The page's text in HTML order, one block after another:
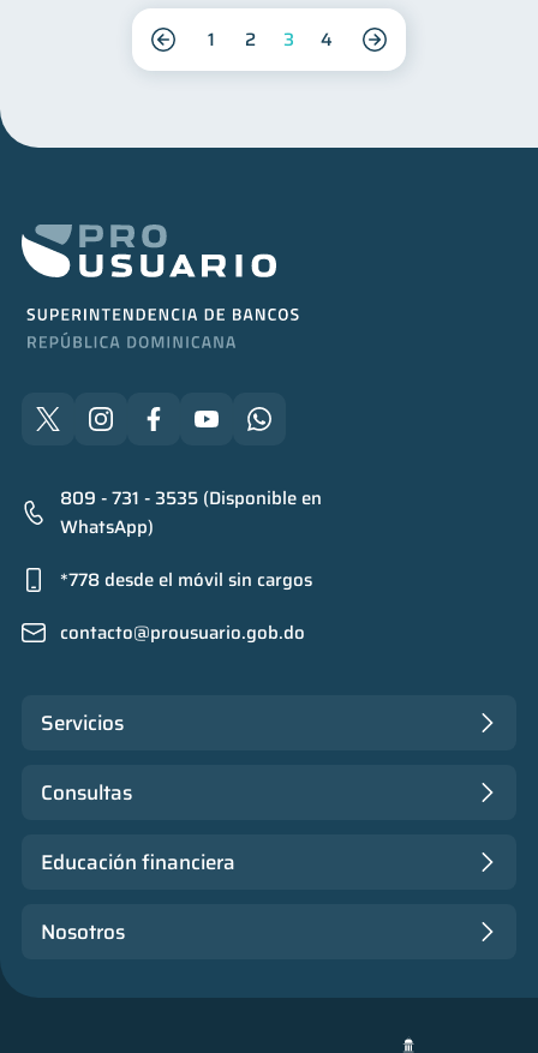
1 2 3 4
809 - 731 - 3535 (Disponible en
WhatsApp)
*778 desde el móvil sin cargos
contacto@prousuario.gob.do
Servicios
Consultas
Educación financiera
Nosotros